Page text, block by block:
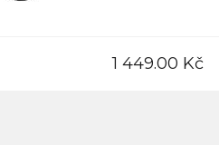
1 449.00 Kč